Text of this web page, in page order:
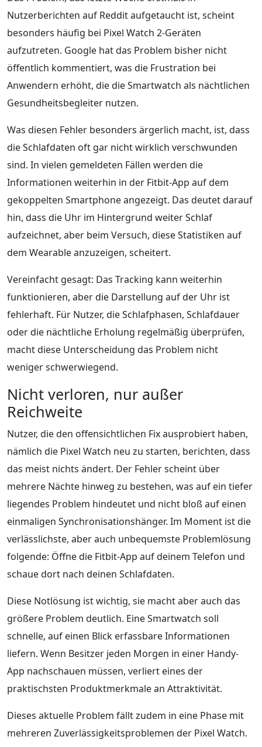
Nutzerberichten auf Reddit aufgetaucht ist, scheint
besonders häufig bei Pixel Watch 2-Geräten
aufzutreten. Google hat das Problem bisher nicht
öffentlich kommentiert, was die Frustration bei
Anwendern erhöht, die die Smartwatch als nächtlichen
Gesundheitsbegleiter nutzen.
Was diesen Fehler besonders ärgerlich macht, ist, dass
die Schlafdaten oft gar nicht wirklich verschwunden
sind. In vielen gemeldeten Fällen werden die
Informationen weiterhin in der Fitbit-App auf dem
gekoppelten Smartphone angezeigt. Das deutet darauf
hin, dass die Uhr im Hintergrund weiter Schlaf
aufzeichnet, aber beim Versuch, diese Statistiken auf
dem Wearable anzuzeigen, scheitert.
Vereinfacht gesagt: Das Tracking kann weiterhin
funktionieren, aber die Darstellung auf der Uhr ist
fehlerhaft. Für Nutzer, die Schlafphasen, Schlafdauer
oder die nächtliche Erholung regelmäßig überprüfen,
macht diese Unterscheidung das Problem nicht
weniger schwerwiegend.
Nicht verloren, nur außer
Reichweite
Nutzer, die den offensichtlichen Fix ausprobiert haben,
nämlich die Pixel Watch neu zu starten, berichten, dass
das meist nichts ändert. Der Fehler scheint über
mehrere Nächte hinweg zu bestehen, was auf ein tiefer
liegendes Problem hindeutet und nicht bloß auf einen
einmaligen Synchronisationshänger. Im Moment ist die
verlässlichste, aber auch unbequemste Problemlösung
folgende: Öffne die Fitbit-App auf deinem Telefon und
schaue dort nach deinen Schlafdaten.
Diese Notlösung ist wichtig, sie macht aber auch das
größere Problem deutlich. Eine Smartwatch soll
schnelle, auf einen Blick erfassbare Informationen
liefern. Wenn Besitzer jeden Morgen in einer Handy-
App nachschauen müssen, verliert eines der
praktischsten Produktmerkmale an Attraktivität.
Dieses aktuelle Problem fällt zudem in eine Phase mit
mehreren Zuverlässigkeitsproblemen der Pixel Watch.